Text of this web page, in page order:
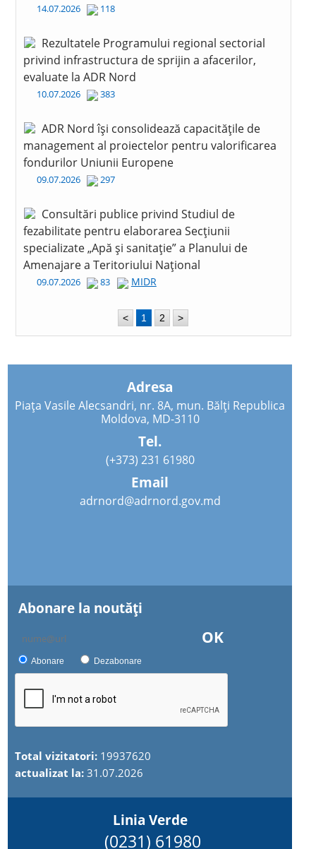
14.07.2026 118
Rezultatele Programului regional sectorial
privind infrastructura de sprijin a afacerilor,
evaluate la ADR Nord
10.07.2026 383
ADR Nord își consolidează capacitățile de
management al proiectelor pentru valorificarea
fondurilor Uniunii Europene
09.07.2026 297
Consultări publice privind Studiul de
fezabilitate pentru elaborarea Secțiunii
specializate „Apă și sanitație” a Planului de
Amenajare a Teritoriului Național
09.07.2026 83 MIDR
< 1 2 >
Adresa
Piața Vasile Alecsandri, nr. 8A, mun. Bălți Republica
Moldova, MD-3110
Tel.
(+373) 231 61980
Email
adrnord@adrnord.gov.md
Abonare la noutăţi
OK
Abonare Dezabonare
Total vizitatori: 19937620
actualizat la:31.07.2026
Linia Verde
(0231) 61980